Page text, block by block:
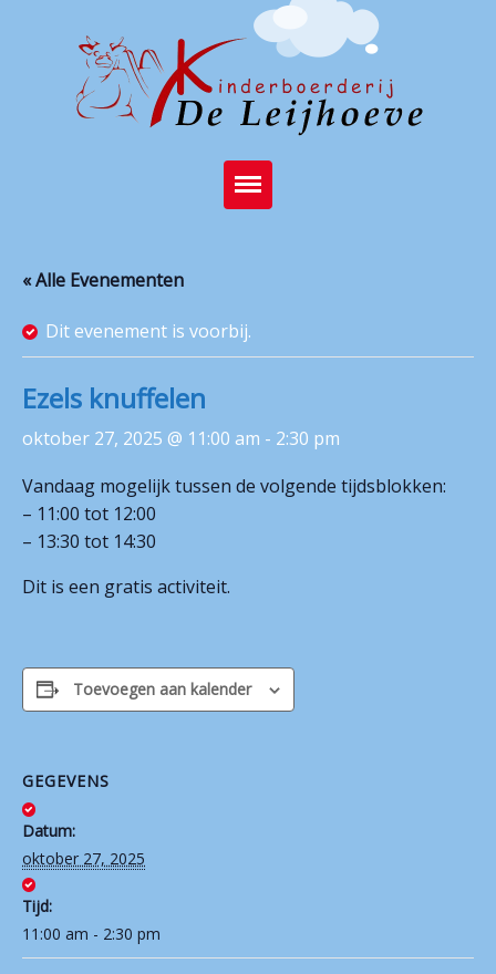
Brasserie
Kinderboerderij
Feest op de boerderij
Activiteiten
Stichting
Contact
« Alle Evenementen
Dit evenement is voorbij.
Ezels knuffelen
oktober 27, 2025 @ 11:00 am - 2:30 pm
Vandaag mogelijk tussen de volgende tijdsblokken:
– 11:00 tot 12:00
– 13:30 tot 14:30
Dit is een gratis activiteit.
Toevoegen aan kalender
GEGEVENS
Datum:
oktober 27, 2025
Tijd:
11:00 am - 2:30 pm